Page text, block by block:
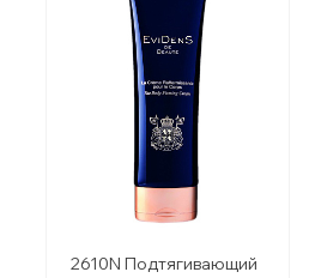
2610N Подтягивающий